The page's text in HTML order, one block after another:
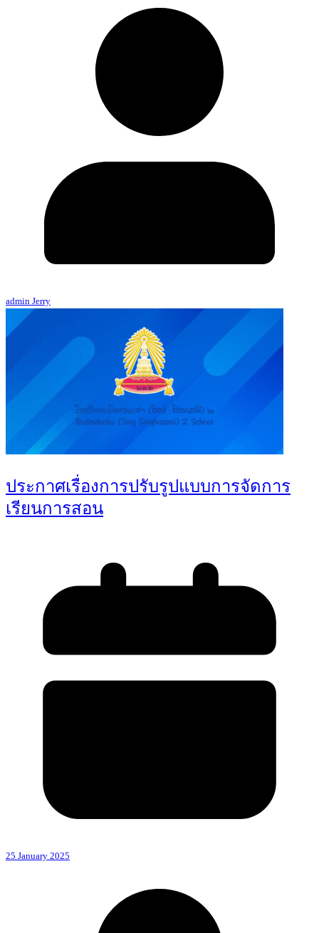
admin Jerry
ประกาศเรื่องการปรับรูปแบบการจัดการ
เรียนการสอน
25 January 2025